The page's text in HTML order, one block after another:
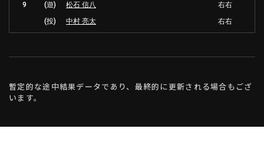
9
(遊) 松石 信八
右右
(投)
中村 亮太 右右
暫定的な途中結果データであり、最終的に更新される場合もござ
います。